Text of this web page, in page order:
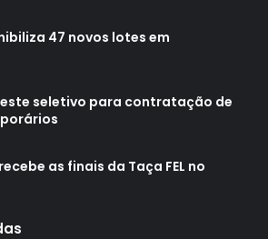
47 novos lotes em
seletivo para contratação de
as finais da Taça FEL no